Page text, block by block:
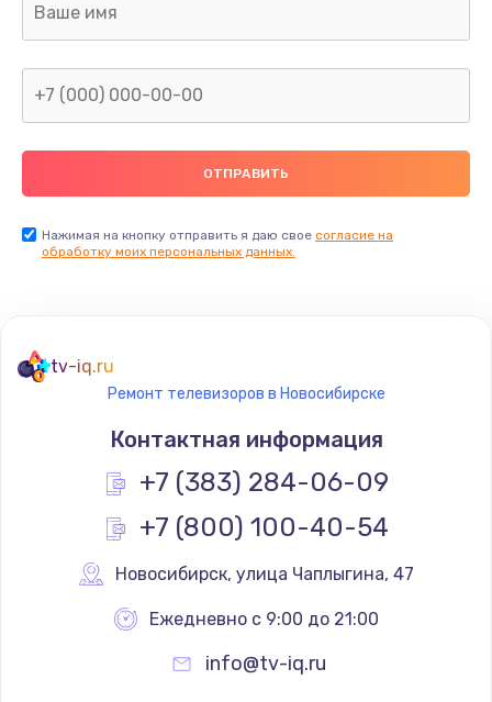
800 руб.
400 руб.
Не реагирует на кнопки
Не сопряжается с устройством
Помехи и искажение звука
Заказать
1400 руб.
Нажимая на кнопку отправить я даю свое согласие на
обработку моих персональных данных.
tv-iq.ru
Ремонт телевизоров в Новосибирске
Контактная информация
+7 (383) 284-06-09
+7 (800) 100-40-54
Новосибирск, улица Чаплыгина, 47
Ежедневно с 9:00 до 21:00
info@tv-iq.ru